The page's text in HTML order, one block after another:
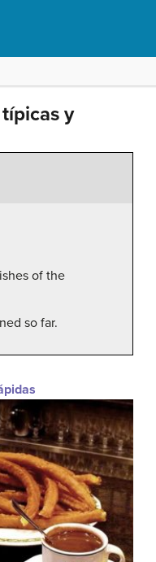
y
of the
so far.